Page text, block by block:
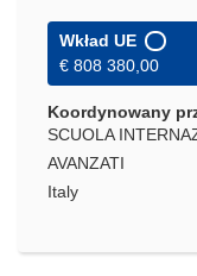
Wkład UE
€ 808 380,00
Koordynowany
SCUOLA
AVANZATI
Italy